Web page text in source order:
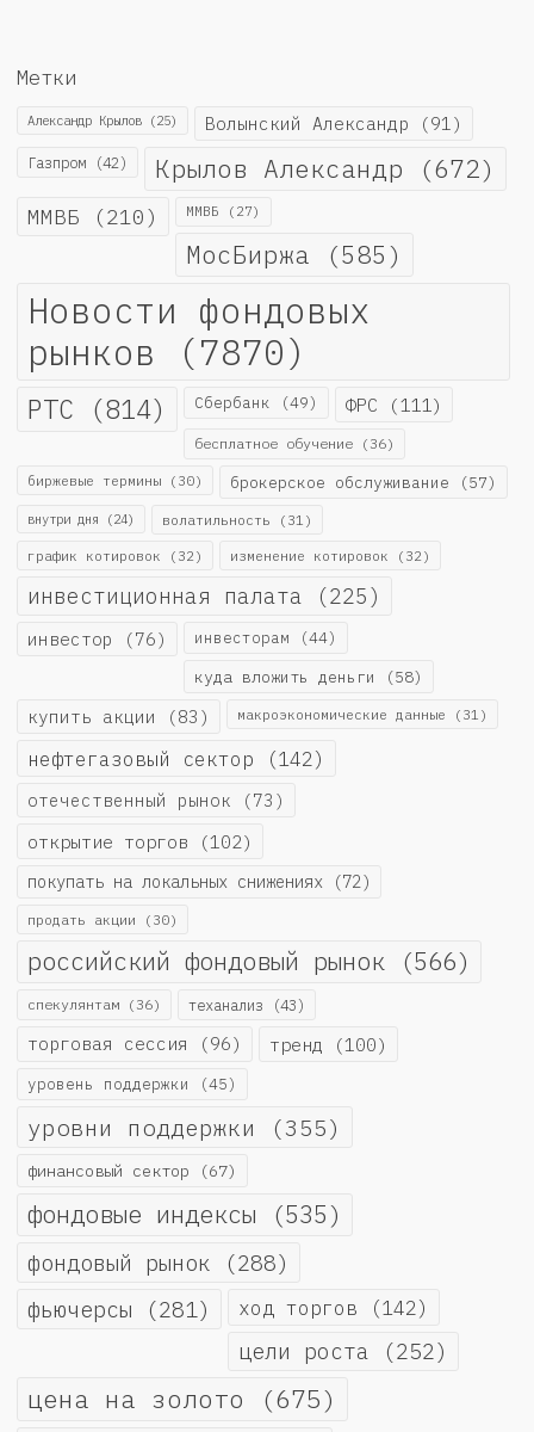
Метки
Александр Крылов (25) Волынский Александр (91)
Газпром (42) Крылов Александр (672)
ММВБ (210) ММВБ (27)
МосБиржа (585)
Новости фондовых
рынков (7870)
РТС (814) Сбербанк (49) ФРС (111)
бесплатное обучение (36)
биржевые термины (30) брокерское обслуживание (57)
внутри дня (24) волатильность (31)
график котировок (32) изменение котировок (32)
инвестиционная палата (225)
инвестор (76) инвесторам (44)
куда вложить деньги (58)
купить акции (83) макроэкономические данные (31)
нефтегазовый сектор (142)
отечественный рынок (73)
открытие торгов (102)
покупать на локальных снижениях (72)
продать акции (30)
российский фондовый рынок (566)
спекулянтам (36) теханализ (43)
торговая сессия (96) тренд (100)
уровень поддержки (45)
уровни поддержки (355)
финансовый сектор (67)
фондовые индексы (535)
фондовый рынок (288)
фьючерсы (281) ход торгов (142)
цели роста (252)
цена на золото (675)